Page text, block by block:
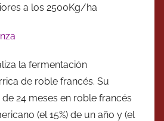
a los 2500Kg/ha
la fermentación
de roble francés. Su
24 meses en roble francés
(el 15%) de un año y (el